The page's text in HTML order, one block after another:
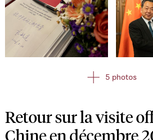
Open image in gallery Open
5 photos
Retour sur la visite
Chine en décembre